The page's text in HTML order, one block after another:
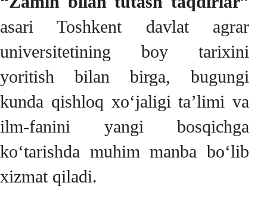
asari Toshkent davlat agrar
universitetining boy tarixini
yoritish bilan birga, bugungi
kunda qishloq xo‘jaligi ta’limi va
ilm-fanini yangi bosqichga
ko‘tarishda muhim manba bo‘lib
xizmat qiladi.